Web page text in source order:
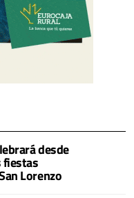
desde
fiestas
Lorenzo